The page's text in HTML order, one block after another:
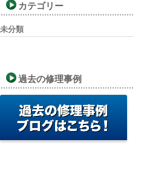
カテゴリー
未分類
過去の修理事例